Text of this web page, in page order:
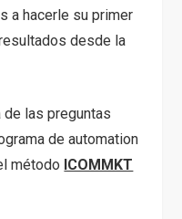
a hacerle su primer
desde la
las preguntas
de automation
método ICOMMKT